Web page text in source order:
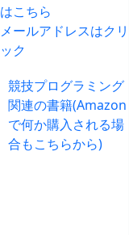
はこちら
メールアドレスはクリ
ック
競技プログラミング
関連の書籍(Amazon
で何か購入される場
合もこちらから)